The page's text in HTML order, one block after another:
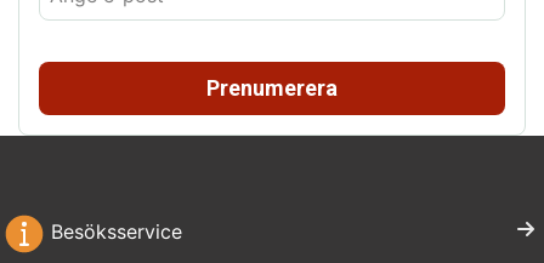
Prenumerera
Besöksservice